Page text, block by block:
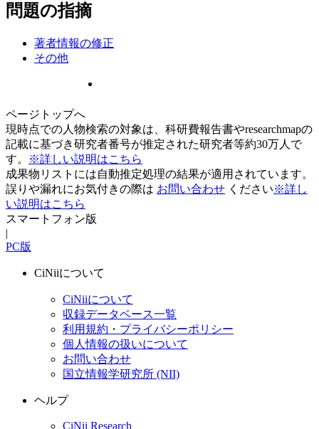
問題の指摘
著者情報の修正
その他
ページトップへ
現時点での人物検索の対象は、科研費報告書やresearchmapの
記載に基づき研究者番号が推定された研究者等約30万人で
す。
※詳しい説明はこちら
成果物リストには自動推定処理の結果が適用されています。
誤りや漏れにお気付きの際は お問い合わせ ください※詳し
い説明はこちら
スマートフォン版
|
PC版
CiNiiについて
CiNiiについて
収録データベース一覧
利用規約・プライバシーポリシー
個人情報の扱いについて
お問い合わせ
国立情報学研究所 (NII)
ヘルプ
CiNii Research